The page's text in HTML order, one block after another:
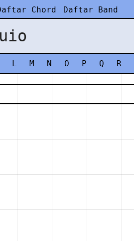
Chord Daftar Band
L M N O P Q R